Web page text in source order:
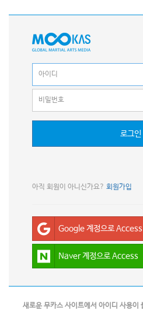
로그인
아직 회원이 아니신가요? 회원가입
Google 계정으로 Access
Naver 계정으로 Access
새로운 무카스 사이트에서 아이디 사용이